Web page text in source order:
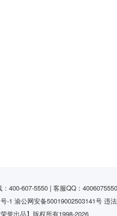
400-607-5550 | 客服QQ：
-1 渝公网安备50019002503141号违法
誉出品】版权所有1998-2026